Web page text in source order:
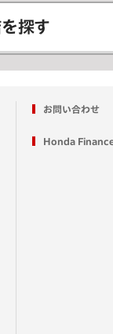
探す
お問い合わせ
Honda